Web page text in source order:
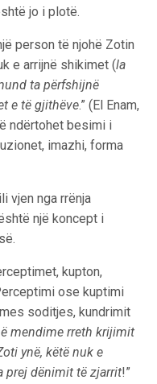
jo i plotë.
person të njohë Zotin
e arrijnë shikimet (la
ta përfshijnë
e të gjithëve.” (El Enam,
ndërtohet besimi i
imazhi, forma
vjen nga rrënja
një koncept i
kupton,
ose kuptimi
soditjes, kundrimit
mendime rreth krijimit
ynë, këtë nuk e
prej dënimit të zjarrit!”